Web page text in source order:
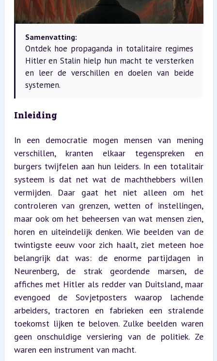
Samenvatting:
Ontdek hoe propaganda in totalitaire regimes
Hitler en Stalin hielp hun macht te versterken
en leer de verschillen en doelen van beide
systemen.
Inleiding
In een democratie mogen mensen van mening
verschillen, kranten elkaar tegenspreken en
burgers twijfelen aan hun leiders. In een totalitair
systeem is dat net wat de machthebbers willen
vermijden. Daar gaat het niet alleen om het
controleren van grenzen, wetten of instellingen,
maar ook om het beheersen van wat mensen zien,
horen en uiteindelijk denken. Wie beelden van de
twintigste eeuw voor zich haalt, ziet meteen hoe
belangrijk dat was: de enorme partijdagen in
Neurenberg, de strak geordende marsen, de
affiches met Hitler als redder van Duitsland, maar
evengoed de Sovjetposters waarop lachende
arbeiders, tractoren en fabrieken een stralende
toekomst lijken te beloven. Zulke beelden waren
geen onschuldige versiering van de politiek. Ze
waren een instrument van macht.